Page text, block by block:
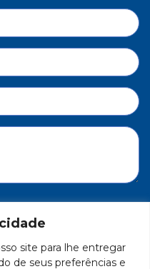
site para lhe entregar
de seus preferências e